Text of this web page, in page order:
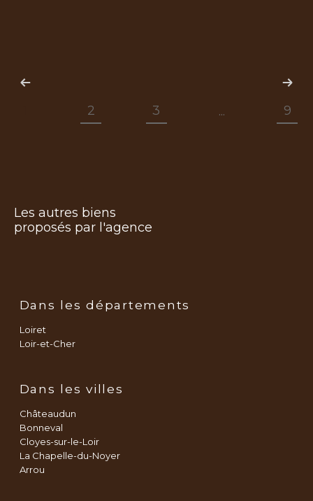
2 3 ... 9
Les autres biens
proposés par l'agence
Dans les départements
Loiret
Loir-et-Cher
Dans les villes
Châteaudun
Bonneval
Cloyes-sur-le-Loir
La Chapelle-du-Noyer
Arrou